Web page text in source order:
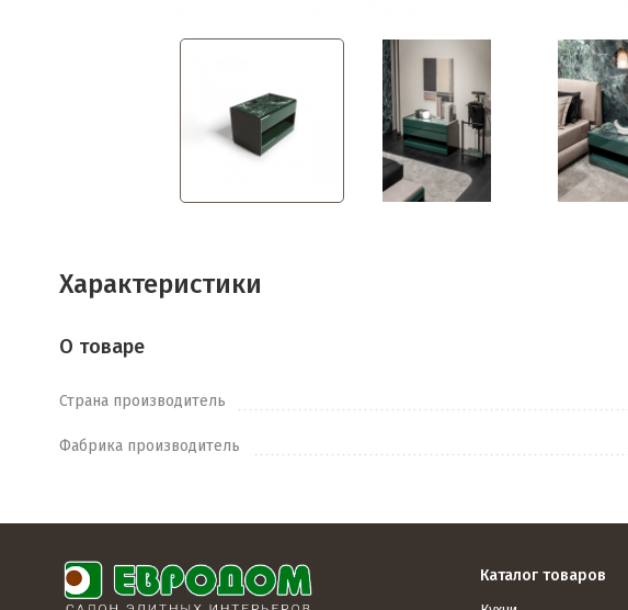
Характеристики
О товаре
Страна производитель
Фабрика производитель
Каталог товаров